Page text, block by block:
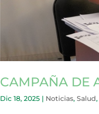
CAMPAÑA DE
Dic 18, 2025 | Noticias,Salud